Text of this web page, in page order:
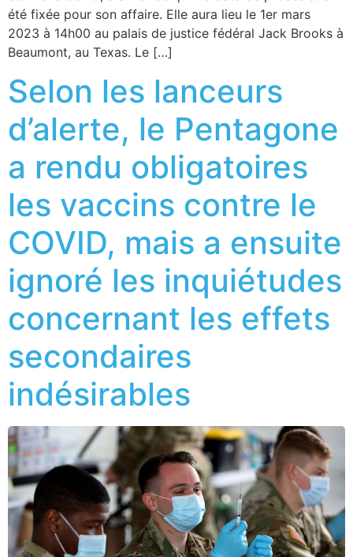
été fixée pour son affaire. Elle aura lieu le 1er mars
2023 à 14h00 au palais de justice fédéral Jack Brooks à
Beaumont, au Texas. Le […]
Selon les lanceurs
d’alerte, le Pentagone
a rendu obligatoires
les vaccins contre le
COVID, mais a ensuite
ignoré les inquiétudes
concernant les effets
secondaires
indésirables